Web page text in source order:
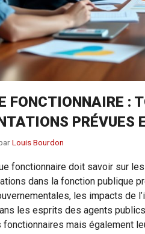
FONCTIONNAIRE :
PRÉVUES
Louis Bourdon
fonctionnaire doit savoir sur
dans la fonction publique
les impacts de
les esprits des agents
mais également